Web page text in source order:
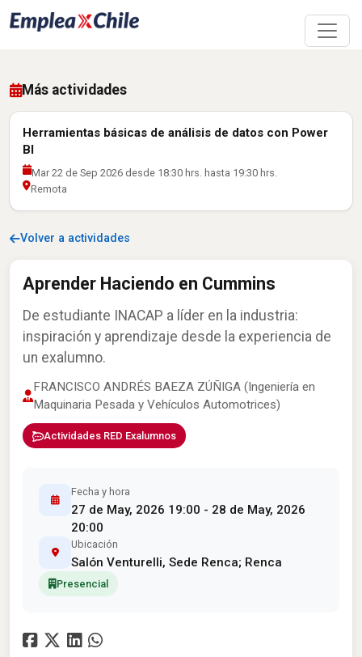
Volver a actividades
Aprender Haciendo en Cummins
De estudiante INACAP a líder en la industria:
inspiración y aprendizaje desde la experiencia de
un exalumno.
FRANCISCO ANDRÉS BAEZA ZÚÑIGA (Ingeniería en
Maquinaria Pesada y Vehículos Automotrices)
Actividades RED Exalumnos
Fecha y hora
27 de May, 2026 19:00 - 28 de May, 2026
20:00
Ubicación
Salón Venturelli, Sede Renca; Renca
Presencial
Más actividades
Herramientas básicas de análisis de datos con Power
BI
Mar 22 de Sep 2026 desde 18:30 hrs. hasta 19:30 hrs.
Remota